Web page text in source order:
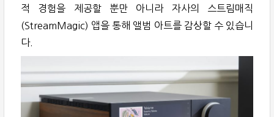
적 경험을 제공할 뿐만 아니라 자사의 스트림매직
(StreamMagic) 앱을 통해 앨범 아트를 감상할 수 있습니
다.